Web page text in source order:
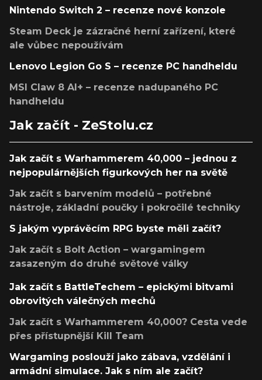
Nintendo Switch 2 – recenze nové konzole
Steam Deck je zázračné herní zařízení, které
ale vůbec nepoužívám
Lenovo Legion Go S – recenze PC handheldu
MSI Claw 8 AI+ – recenze nadupaného PC
handheldu
Jak začít - ZeStolu.cz
Jak začít s Warhammerem 40,000 – jednou z
nejpopulárnějších figurkových her na světě
Jak začít s barvením modelů – potřebné
nástroje, základní poučky i pokročilé techniky
S jakým vyprávěcím RPG byste měli začít?
Jak začít s Bolt Action – wargamingem
zasazeným do druhé světové války
Jak začít s BattleTechem – epickými bitvami
obrovitých válečných mechů
Jak začít s Warhammerem 40,000? Cesta vede
přes přístupnější Kill Team
Wargaming poslouží jako zábava, vzdělání i
armádní simulace. Jak s ním ale začít?